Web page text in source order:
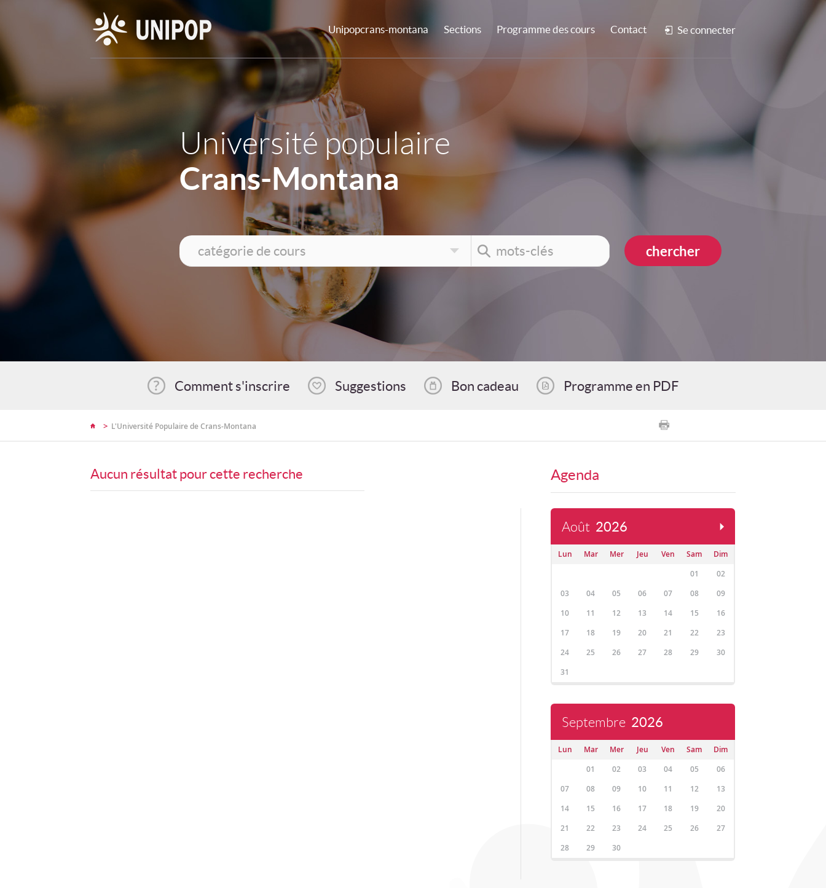
Unipopcrans-montana Sections Programme des cours Contact Se connecter
Université populaire
Crans-Montana
Comment s'inscrire Suggestions Bon cadeau Programme en PDF
> L'Université Populaire de Crans-Montana
Aucun résultat pour cette recherche Agenda
Août 2026
Lun Mar Mer Jeu Ven Sam
Dim
01
02
03
04 05 06 07 08
09
10
11 12 13 14 15
16
17
18 19 20 21 22
23
24
25 26 27 28 29
30
31
Septembre 2026
Lun Mar Mer Jeu Ven Sam
Dim
01
02 03 04 05
06
07
08 09 10 11 12
13
14
15 16 17 18 19
20
21
22 23 24 25 26
27
28
29 30